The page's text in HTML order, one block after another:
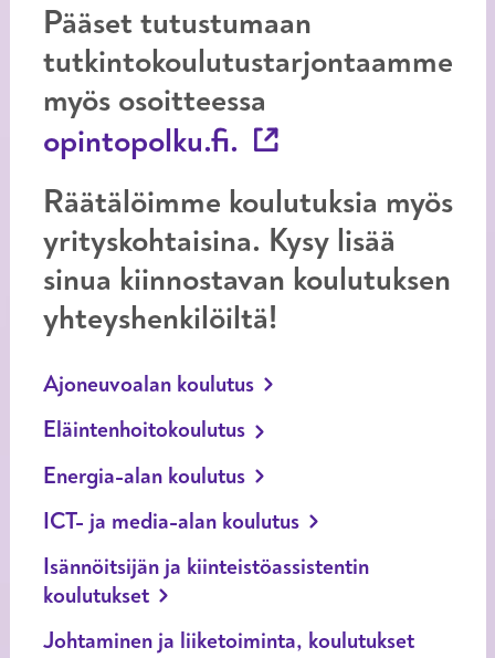
Pääset tutustumaan
tutkintokoulutustarjontaamme
myös osoitteessa
opintopolku.fi.
Räätälöimme koulutuksia myös
yrityskohtaisina. Kysy lisää
sinua kiinnostavan koulutuksen
yhteyshenkilöiltä!
Ajoneuvoalan koulutus
Eläintenhoitokoulutus
Energia-alan koulutus
ICT- ja media-alan koulutus
Isännöitsijän ja kiinteistöassistentin
koulutukset
Johtaminen ja liiketoiminta, koulutukset